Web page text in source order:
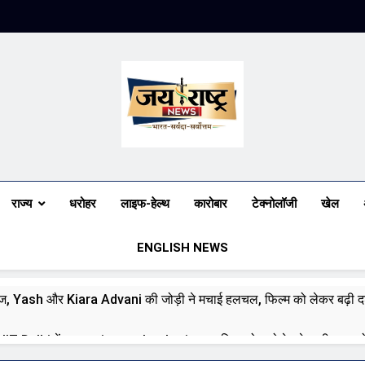
Jai Rashtra
राज्य धरोहर लाइफ-हेल्थ कारोबार टेक्नोलॉजी खेल
ENGLISH NEWS
Yash और Kiara Advani की जोड़ी ने मचाई हलचल, फिल्म को लेकर बढ़ी
IIT Delhi में emerging technologies पर दिया जोर, बोले—देश की